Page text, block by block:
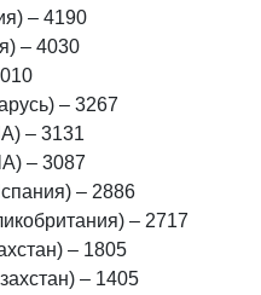
– 4190
– 4030
010
– 3267
– 3131
– 3087
– 2886
– 2717
– 1805
– 1405